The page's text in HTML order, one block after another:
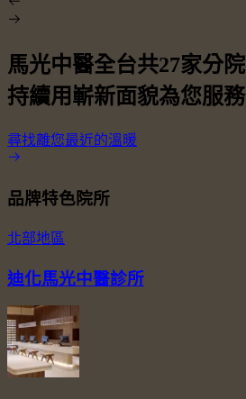
馬光中醫全台共27家分院
持續用嶄新面貌為您服務
尋找離您最近的溫暖
品牌特色院所
北部地區
迪化馬光中醫診所